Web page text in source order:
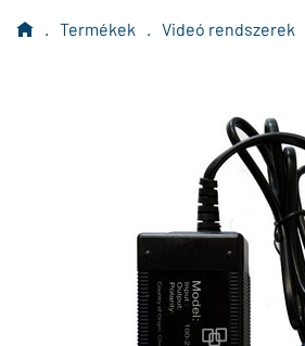
. Termékek . Videó rendszerek